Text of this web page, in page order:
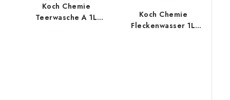
Koch Chemie
Teerwasche A 1L
Koch Chemie
Fleckenwasser 1L